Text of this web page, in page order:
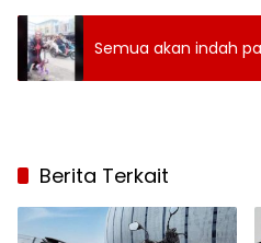
Semua akan indah
Berita Terkait